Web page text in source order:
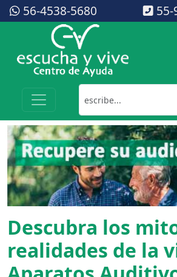
56-4538-5680 55-
Descubra los
realidades de la